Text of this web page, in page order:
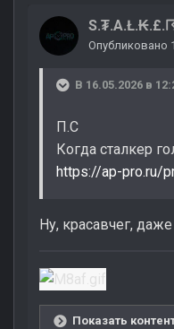
Опубликовано
В 16.05.2026 в
П.С
Когда сталкер
https://ap-pro.ru/
Ну, красавчег,
Показать